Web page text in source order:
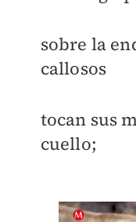
sobre la
callosos
tocan sus
cuello;